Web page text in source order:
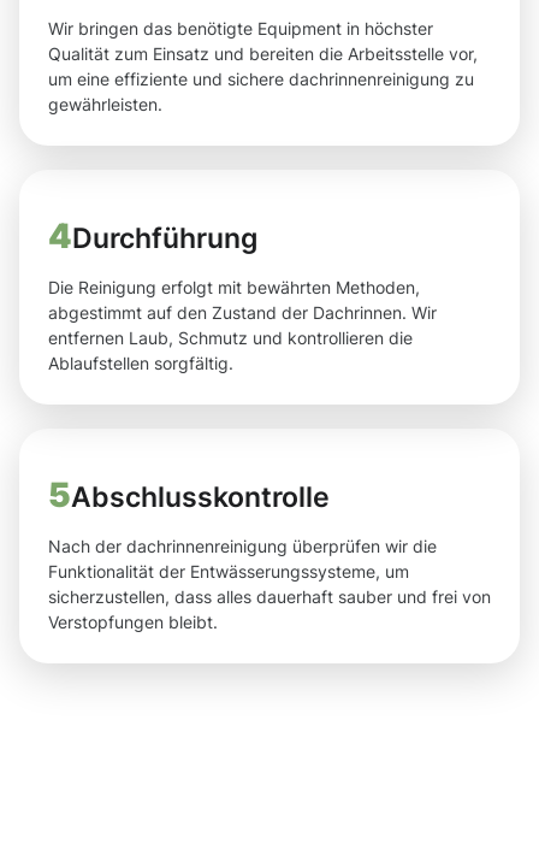
Wir bringen das benötigte Equipment in höchster
Qualität zum Einsatz und bereiten die Arbeitsstelle vor,
um eine effiziente und sichere dachrinnenreinigung zu
gewährleisten.
4Durchführung
Die Reinigung erfolgt mit bewährten Methoden,
abgestimmt auf den Zustand der Dachrinnen. Wir
entfernen Laub, Schmutz und kontrollieren die
Ablaufstellen sorgfältig.
5Abschlusskontrolle
Nach der dachrinnenreinigung überprüfen wir die
Funktionalität der Entwässerungssysteme, um
sicherzustellen, dass alles dauerhaft sauber und frei von
Verstopfungen bleibt.